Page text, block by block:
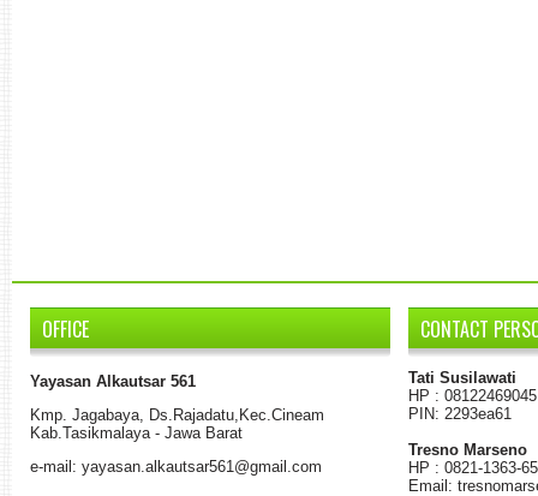
OFFICE
Yayasan Alkautsar 561
Kmp. Jagabaya Ds. Rajadatu Kec.Cineam
Kab Tasikmalaya - Jawa Barat
e-mail: yayasan.alkautsar561@gmail.com
CONTACT
Tati Susilawati
HP : 08122469045
PIN: 2293ea61
Tresno Marseno
HP : 0821-1363-
Email: